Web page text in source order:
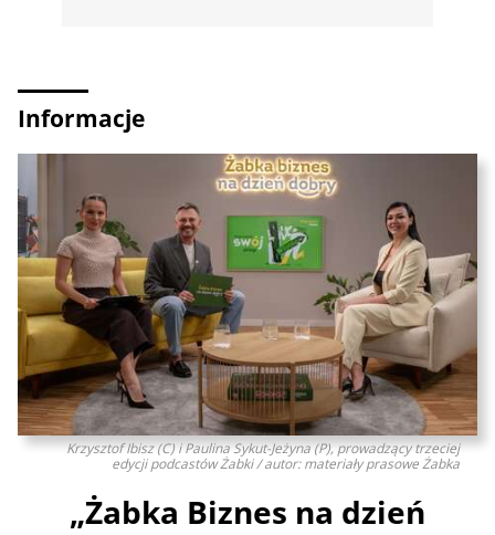
Informacje
Krzysztof Ibisz (C) i Paulina Sykut-Jeżyna (P), prowadzący trzeciej
edycji podcastów Żabki / autor: materiały prasowe Żabka
„Żabka Biznes na dzień